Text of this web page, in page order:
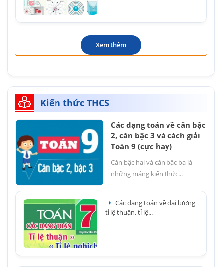
Xem thêm
Kiến thức THCS
Các dạng toán về căn bậc
2, căn bậc 3 và cách giải
Toán 9 (cực hay)
Căn bậc hai và căn bậc ba là
những mảng kiến thức...
Các dạng toán về đại lượng
tỉ lệ thuận, tỉ lệ...